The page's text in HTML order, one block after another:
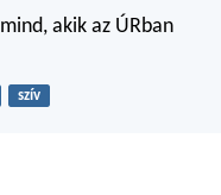
mind, akik az ÚRban
szív